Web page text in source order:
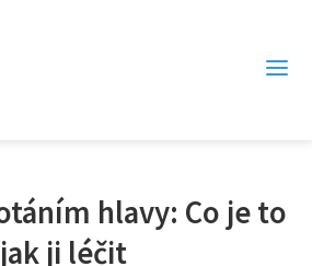
hlavy: Co je to
ji léčit